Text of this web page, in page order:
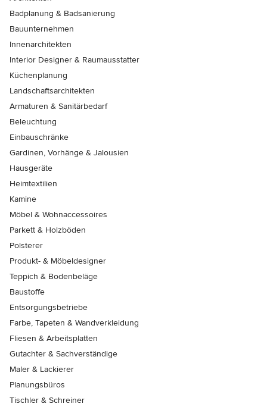
Badplanung & Badsanierung
Bauunternehmen
Innenarchitekten
Interior Designer & Raumausstatter
Küchenplanung
Landschaftsarchitekten
Armaturen & Sanitärbedarf
Beleuchtung
Einbauschränke
Gardinen, Vorhänge & Jalousien
Hausgeräte
Heimtextilien
Kamine
Möbel & Wohnaccessoires
Parkett & Holzböden
Polsterer
Produkt- & Möbeldesigner
Teppich & Bodenbeläge
Baustoffe
Entsorgungsbetriebe
Farbe, Tapeten & Wandverkleidung
Fliesen & Arbeitsplatten
Gutachter & Sachverständige
Maler & Lackierer
Planungsbüros
Tischler & Schreiner